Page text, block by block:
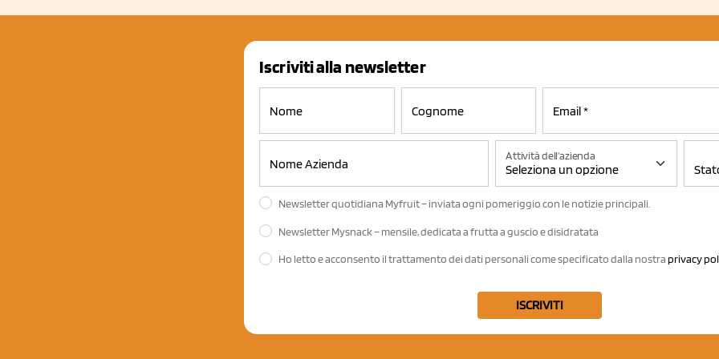
Iscriviti alla newsletter
Attività dell'azienda
Newsletter quotidiana Myfruit – inviata ogni pomeriggio con le notizie principali.
Newsletter Mysnack – mensile, dedicata a frutta a guscio e disidratata
Ho letto e acconsento il trattamento dei dati personali come specificato dalla nostra privacy
ISCRIVITI